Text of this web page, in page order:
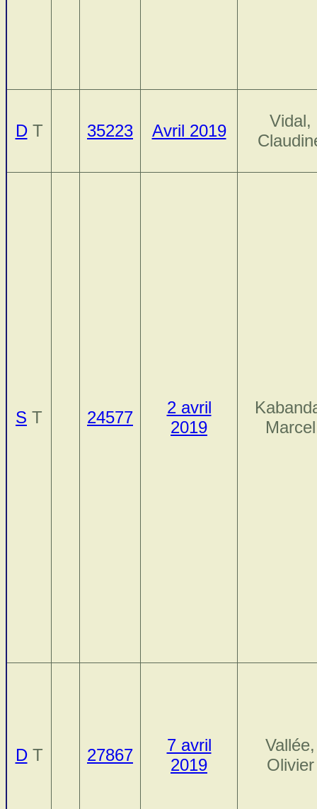
DT 35223 Avril 2019
Vidal,
S T 24577
2 avril
2019
Marcel
DT 27867
7 avril
2019
Vallée,
Olivier